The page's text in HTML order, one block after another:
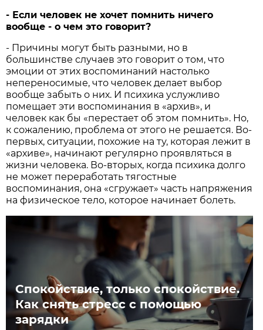
- Если человек не хочет помнить ничего
вообще - о чем это говорит?
- Причины могут быть разными, но в
большинстве случаев это говорит о том, что
эмоции от этих воспоминаний настолько
непереносимые, что человек делает выбор
вообще забыть о них. И психика услужливо
помещает эти воспоминания в «архив», и
человек как бы «перестает об этом помнить». Но,
к сожалению, проблема от этого не решается. Во-
первых, ситуации, похожие на ту, которая лежит в
«архиве», начинают регулярно проявляться в
жизни человека. Во-вторых, когда психика долго
не может переработать тягостные
воспоминания, она «сгружает» часть напряжения
на физическое тело, которое начинает болеть.
Спокойствие, только спокойствие.
Как снять стресс с помощью
зарядки